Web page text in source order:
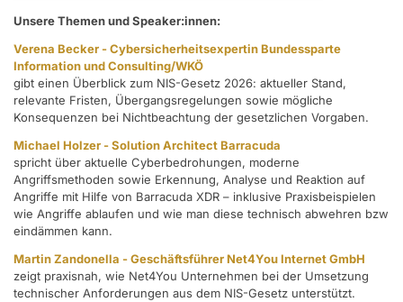
Unsere Themen und Speaker:innen:
Verena Becker - Cybersicherheitsexpertin Bundessparte
Information und Consulting/WKÖ
gibt einen Überblick zum NIS-Gesetz 2026: aktueller Stand,
relevante Fristen, Übergangsregelungen sowie mögliche
Konsequenzen bei Nichtbeachtung der gesetzlichen Vorgaben.
Michael Holzer - Solution Architect Barracuda
spricht über aktuelle Cyberbedrohungen, moderne
Angriffsmethoden sowie Erkennung, Analyse und Reaktion auf
Angriffe mit Hilfe von Barracuda XDR – inklusive Praxisbeispielen
wie Angriffe ablaufen und wie man diese technisch abwehren bzw
eindämmen kann.
Martin Zandonella - Geschäftsführer Net4You Internet GmbH
zeigt praxisnah, wie Net4You Unternehmen bei der Umsetzung
technischer Anforderungen aus dem NIS-Gesetz unterstützt.